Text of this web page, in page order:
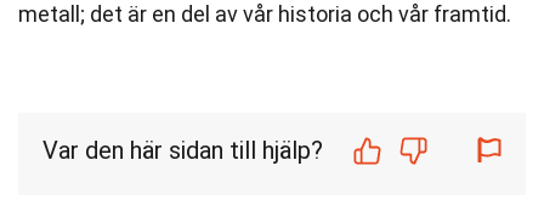
metall; det är en del av vår historia och vår framtid.
Var den här sidan till hjälp?